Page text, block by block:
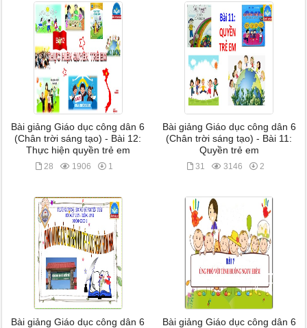
Bài giảng Giáo dục công dân 6
(Chân trời sáng tạo) - Bài 12:
Thực hiện quyền trẻ em
28 1906 1
Bài giảng Giáo dục công dân 6
(Chân trời sáng tạo) - Bài 11:
Quyền trẻ em
31 3146 2
Bài giảng Giáo dục công dân 6 Bài giảng Giáo dục công dân 6